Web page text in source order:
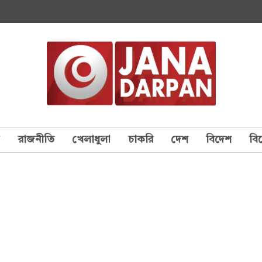
রাজনীতি খেলাধুলা চাকরি দেশ বিদেশ